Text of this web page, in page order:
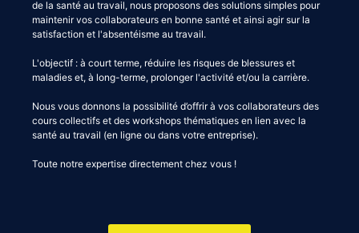
de la santé au travail, nous proposons des solutions simples pour
maintenir vos collaborateurs en bonne santé et ainsi agir sur la
satisfaction et l'absentéisme au travail.
L'objectif : à court terme, réduire les risques de blessures et
maladies et, à long-terme, prolonger l'activité et/ou la carrière.
Nous vous donnons la possibilité d’offrir à vos collaborateurs des
cours collectifs et des workshops thématiques en lien avec la
santé au travail (en ligne ou dans votre entreprise).
Toute notre expertise directement chez vous !